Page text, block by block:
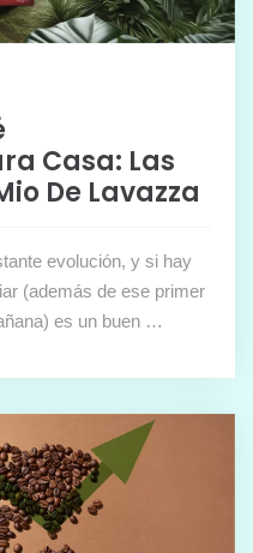
Casa: Las
De Lavazza
evolución, y si hay
(además de ese primer
es un buen …